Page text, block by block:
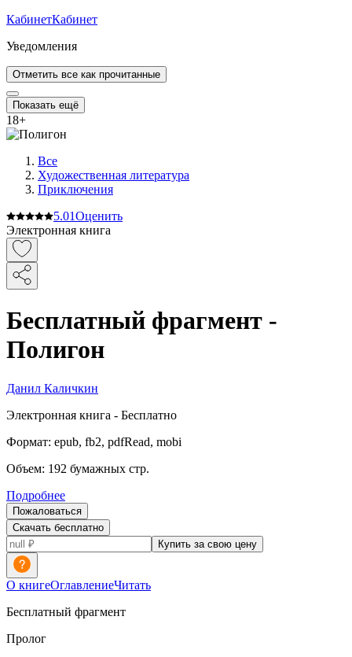
КабинетКабинет
Уведомления
Отметить все как прочитанные
Показать ещё
18+
Все
Художественная литература
Приключения
5.01Оценить
Электронная книга
Бесплатный фрагмент -
Полигон
Данил Каличкин
Электронная книга - Бесплатно
Формат: epub, fb2, pdfRead, mobi
Объем: 192 бумажных стр.
Подробнее
Пожаловаться
Скачать бесплатно
Купить за свою цену
О книгеОглавлениеЧитать
Бесплатный фрагмент
Пролог